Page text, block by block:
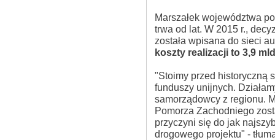
Marszałek województwa
trwa od lat. W 2015 r.,
została wpisana do sieci
koszty realizacji to 3,9 mld
"Stoimy przed historyczną
funduszy unijnych.
samorządowcy z regionu.
Pomorza Zachodniego
przyczyni się do jak
drogowego projektu" -